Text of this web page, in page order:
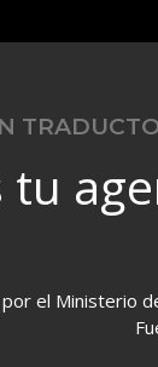
tu
el Ministerio